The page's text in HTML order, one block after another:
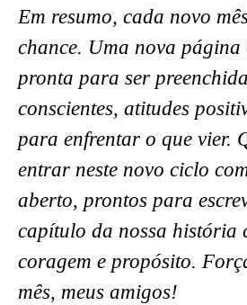
Em resumo, cada novo
chance. Uma nova página
pronta para ser
conscientes, atitudes
para enfrentar o que vier.
entrar neste novo ciclo
aberto, prontos para
capítulo da nossa história
coragem e propósito.
mês, meus amigos!